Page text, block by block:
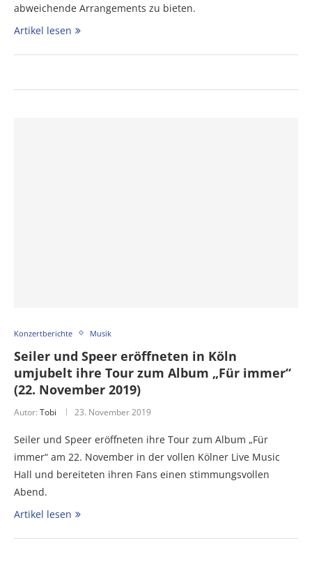
abweichende Arrangements zu bieten.
Artikel lesen
Konzertberichte Musik
Seiler und Speer eröffneten in Köln
umjubelt ihre Tour zum Album „Für immer“
(22. November 2019)
Autor: Tobi 23. November 2019
Seiler und Speer eröffneten ihre Tour zum Album „Für
immer“ am 22. November in der vollen Kölner Live Music
Hall und bereiteten ihren Fans einen stimmungsvollen
Abend.
Artikel lesen